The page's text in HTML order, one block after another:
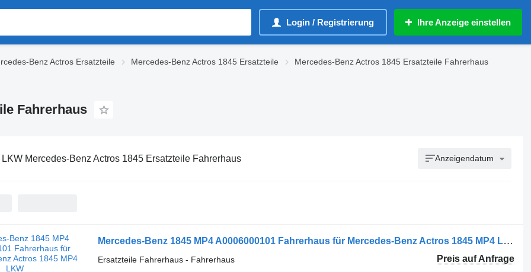
Login / Registrierung Ihre Anzeige einstellen
Benz Actros Ersatzteile Mercedes-Benz Actros 1845 Ersatzteile
Mercedes-Benz Actros 1845 Ersatzteile Fahrerhaus
Fahrerhaus
LKW Mercedes-Benz Actros 1845 Ersatzteile Fahrerhaus Anzeigendatum
Mercedes-Benz 1845 MP4 A0006000101 Fahrerhaus für Mercedes-Benz Actros 1845 MP4 LKW
Preis auf Anfrage
Ersatzteile Fahrerhaus - Fahrerhaus